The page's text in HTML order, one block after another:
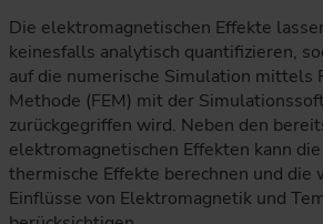
Die elektromagnetischen Effekte
keinesfalls analytisch quantifizieren,
auf die numerische Simulation mittels
Methode (FEM) mit der
zurückgegriffen wird. Neben den
elektromagnetischen Effekten kann die
thermische Effekte berechnen und die
Einflüsse von Elektromagnetik und